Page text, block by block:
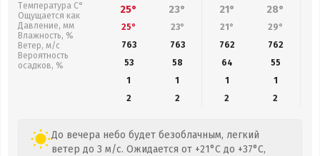
Температура С°
Ощущается как
Давление, мм
Влажность, %
Ветер, м/с
Вероятность
осадков, %
25° 23° 21° 28°
25° 23° 21° 29°
763
763 762 762
53
58 64
55
1
1 1
1
2
2 2 2
До вечера небо будет безоблачным, легкий
ветер до 3 м/с. Ожидается от +21°C до +37°C,